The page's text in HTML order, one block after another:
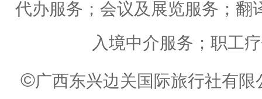
代办服务；会议及展览服务；翻
入境中介服务；职工
©广西东兴边关国际旅行社有